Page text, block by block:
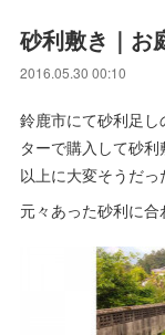
砂利敷き｜お
2016.05.30 00:10
鈴鹿市にて砂利足
ターで購入して砂
以上に大変そうだっ
元々あった砂利に